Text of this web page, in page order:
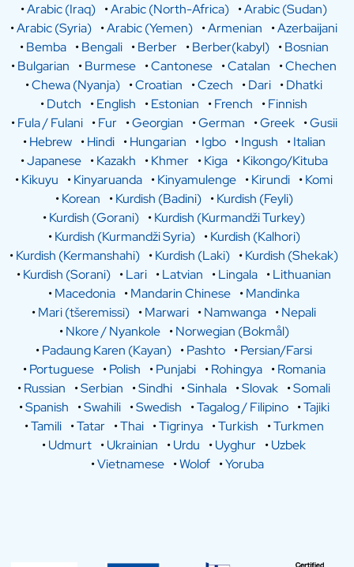
•Arabic (Iraq) •Arabic (North-Africa) •Arabic (Sudan)
•Arabic (Syria) •Arabic (Yemen) •Armenian •Azerbaijani
•Bemba •Bengali •Berber •Berber(kabyl) •Bosnian
•Bulgarian •Burmese •Cantonese •Catalan •Chechen
•Chewa (Nyanja) •Croatian •Czech •Dari •Dhatki
•Dutch •English •Estonian •French •Finnish
•Fula / Fulani •Fur •Georgian •German •Greek •Gusii
•Hebrew •Hindi •Hungarian •Igbo •Ingush •Italian
•Japanese •Kazakh •Khmer •Kiga •Kikongo/Kituba
•Kikuyu •Kinyaruanda •Kinyamulenge •Kirundi •Komi
•Korean •Kurdish (Badini) •Kurdish (Feyli)
•Kurdish (Gorani) •Kurdish (Kurmandži Turkey)
•Kurdish (Kurmandži Syria) •Kurdish (Kalhori)
•Kurdish (Kermanshahi) •Kurdish (Laki) •Kurdish (Shekak)
•Kurdish (Sorani) •Lari •Latvian •Lingala •Lithuanian
•Macedonia •Mandarin Chinese •Mandinka
•Mari (tšeremissi) •Marwari •Namwanga •Nepali
•Nkore / Nyankole •Norwegian (Bokmål)
•Padaung Karen (Kayan) •Pashto •Persian/Farsi
•Portuguese •Polish •Punjabi •Rohingya •Romania
•Russian •Serbian •Sindhi •Sinhala •Slovak •Somali
•Spanish •Swahili •Swedish •Tagalog / Filipino •Tajiki
•Tamili •Tatar •Thai •Tigrinya •Turkish •Turkmen
•Udmurt •Ukrainian •Urdu •Uyghur •Uzbek
•Vietnamese •Wolof •Yoruba